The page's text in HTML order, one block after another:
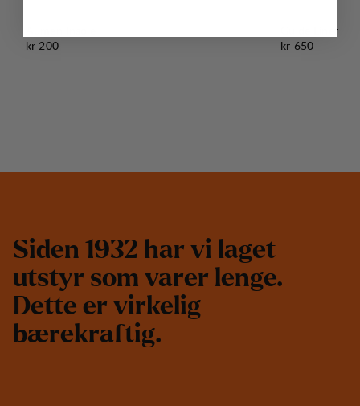
Pris:
kr 200
Guide Liner
Pris:
kr 650
Siden 1932 har vi laget
utstyr som varer lenge.
Dette er virkelig
bærekraftig.